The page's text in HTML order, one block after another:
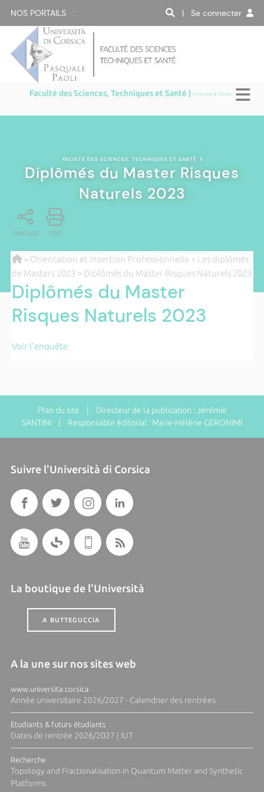
NOS PORTAILS : | Se connecter
Faculté des Sciences, Techniques et Santé |Università di Corsica
FACULTÉ DES SCIENCES, TECHNIQUES ET SANTÉ |
Diplômés du Master Risques
Naturels 2023
PARTAGE PDF
> Orientation et Insertion Professionnelle > Les diplômés
de Masters 2023 > Diplômés du Master Risques Naturels 2023
Diplômés du Master
Risques Naturels 2023
Voir l'enquête
Plan du site | Directeur de la publication : Jérémie
SANTINI | Responsable éditorial : Marie-Hélène GERONIMI
Suivre l'Università di Corsica
La boutique de l'Università
A BUTTEGUCCIA
A la une sur nos sites web
www.universita.corsica
Année universitaire 2026/2027 - Calendrier des rentrées
Etudiants & futurs étudiants
Dates de rentrée 2026/2027 | IUT
Recherche
Topology and Fractionalisation in Quantum Matter and Synthetic
Platforms